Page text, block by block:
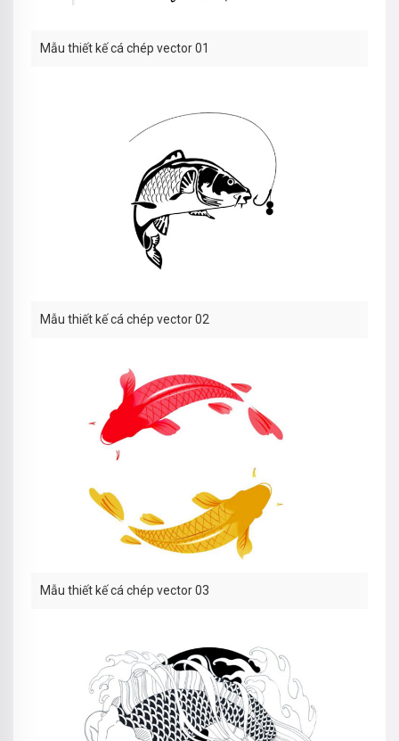
Mẫu thiết kế cá chép vector 01
Mẫu thiết kế cá chép vector 02
Mẫu thiết kế cá chép vector 03